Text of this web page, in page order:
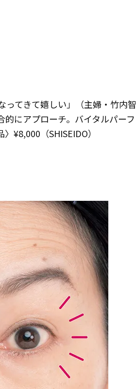
ってきて嬉しい」（主婦・竹内智
にアプローチ。バイタルパーフ
¥8,000（SHISEIDO）